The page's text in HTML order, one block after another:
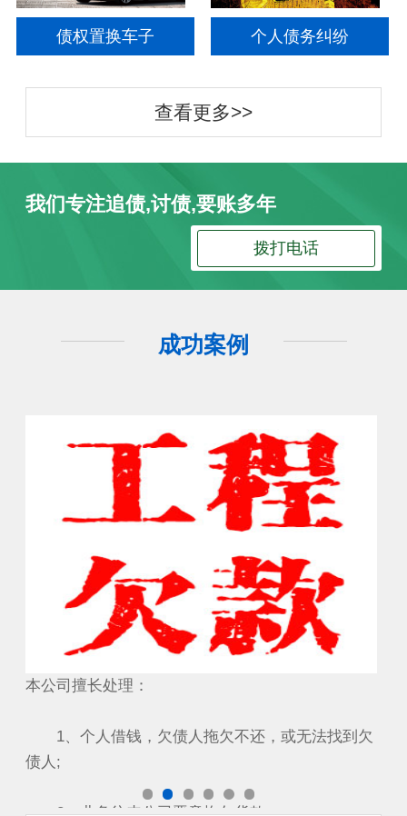
债权置换车子 个人债务纠纷
查看更多>>
我们专注追债,讨债,要账多年
拨打电话
成功案例
本公司擅长处理：
1、个人借钱，欠债人拖欠不还，或无法找到欠
债人;